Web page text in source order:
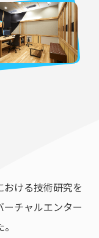
ける技術研究を
チャルエンター